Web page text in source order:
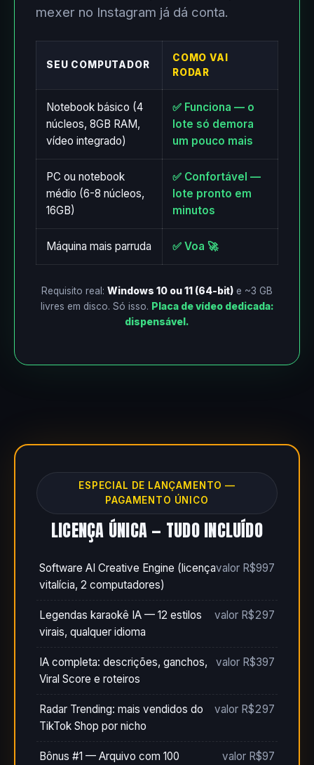
mexer no Instagram já dá conta.
SEU COMPUTADOR
COMO VAI
RODAR
Notebook básico (4
núcleos, 8GB RAM,
vídeo integrado)
✅ Funciona — o
lote só demora
um pouco mais
PC ou notebook
médio (6-8 núcleos,
16GB)
✅ Confortável —
lote pronto em
minutos
Máquina mais parruda ✅ Voa 🚀
Requisito real: Windows 10 ou 11 (64-bit) e ~3 GB
livres em disco. Só isso. Placa de vídeo dedicada:
dispensável.
ESPECIAL DE LANÇAMENTO —
PAGAMENTO ÚNICO
LICENÇA ÚNICA — TUDO INCLUÍDO
Software AI Creative Engine (licença
vitalícia, 2 computadores)
valor R$997
Legendas karaokê IA — 12 estilos
virais, qualquer idioma
valor R$297
IA completa: descrições, ganchos,
Viral Score e roteiros
valor R$397
Radar Trending: mais vendidos do
TikTok Shop por nicho
valor R$297
Bônus #1 — Arquivo com 100 valor R$97